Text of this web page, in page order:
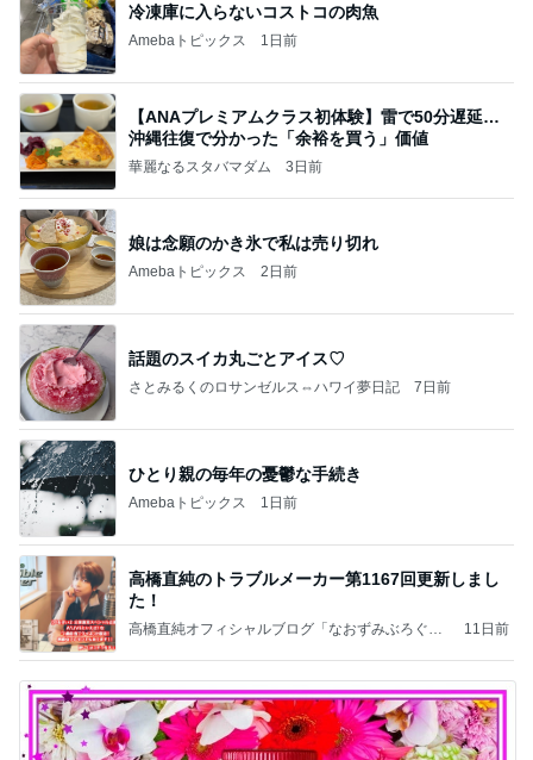
冷凍庫に入らないコストコの肉魚
Amebaトピックス 1日前
【ANAプレミアムクラス初体験】雷で50分遅延…
沖縄往復で分かった「余裕を買う」価値
華麗なるスタバマダム 3日前
娘は念願のかき氷で私は売り切れ
Amebaトピックス 2日前
話題のスイカ丸ごとアイス♡
さとみるくのロサンゼルス⇔ハワイ夢日記 7日前
ひとり親の毎年の憂鬱な手続き
Amebaトピックス 1日前
高橋直純のトラブルメーカー第1167回更新しまし
た！
高橋直純オフィシャルブログ「なおずみぶろぐ」
11日前